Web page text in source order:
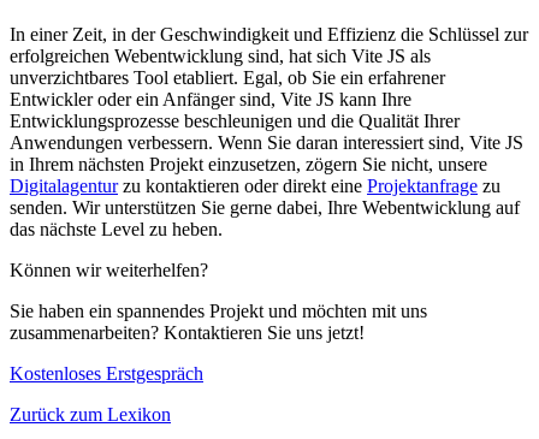
In einer Zeit, in der Geschwindigkeit und Effizienz die Schlüssel zur
erfolgreichen Webentwicklung sind, hat sich Vite JS als
unverzichtbares Tool etabliert. Egal, ob Sie ein erfahrener
Entwickler oder ein Anfänger sind, Vite JS kann Ihre
Entwicklungsprozesse beschleunigen und die Qualität Ihrer
Anwendungen verbessern. Wenn Sie daran interessiert sind, Vite JS
in Ihrem nächsten Projekt einzusetzen, zögern Sie nicht, unsere
Digitalagenturzu kontaktieren oder direkt eine Projektanfrage zu
senden. Wir unterstützen Sie gerne dabei, Ihre Webentwicklung auf
das nächste Level zu heben.
Können wir weiterhelfen?
Sie haben ein spannendes Projekt und möchten mit uns
zusammenarbeiten? Kontaktieren Sie uns jetzt!
Kostenloses Erstgespräch
Zurück zum Lexikon